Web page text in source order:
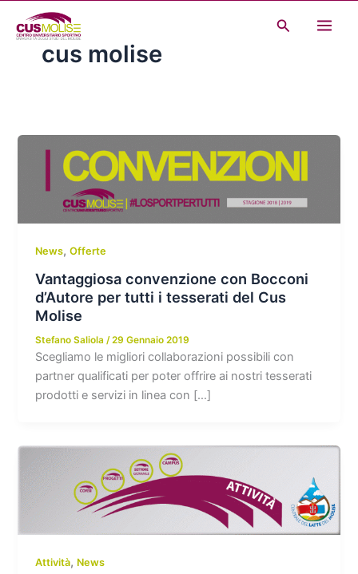
contenuto
Cerca
cus molise
News,Offerte
Vantaggiosa convenzione con Bocconi
d’Autore per tutti i tesserati del Cus
Molise
Stefano Saliola/29 Gennaio 2019
Scegliamo le migliori collaborazioni possibili con
partner qualificati per poter offrire ai nostri tesserati
prodotti e servizi in linea con […]
Attività, News